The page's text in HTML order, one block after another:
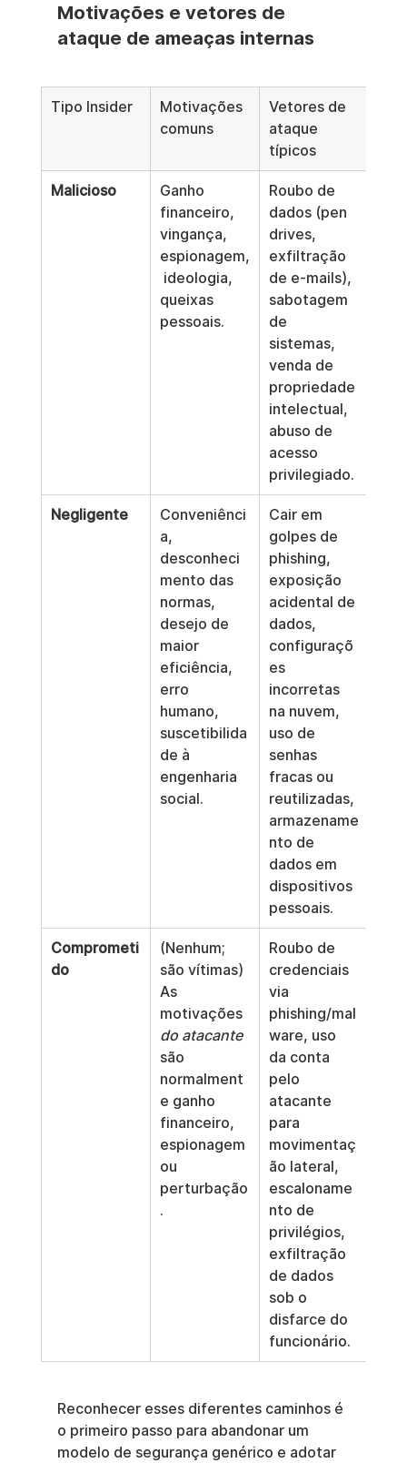
Motivações e vetores de
ataque de ameaças internas
Tipo Insider
Motivações
comuns
Vetores de
ataque
típicos
Malicioso
Ganho
financeiro,
vingança,
espionagem,
ideologia,
queixas
pessoais.
Roubo de
dados (pen
drives,
exfiltração
de e-mails),
sabotagem
de
sistemas,
venda de
propriedade
intelectual,
abuso de
acesso
privilegiado.
Negligente
Conveniênci
a,
desconheci
mento das
normas,
desejo de
maior
eficiência,
erro
humano,
suscetibilida
de à
engenharia
social.
Cair em
golpes de
phishing,
exposição
acidental de
dados,
configuraçõ
es
incorretas
na nuvem,
uso de
senhas
fracas ou
reutilizadas,
armazename
nto de
dados em
dispositivos
pessoais.
Comprometi
do
(Nenhum;
são vítimas)
As
motivações
do atacante
são
normalment
e ganho
financeiro,
espionagem
ou
perturbação
.
Roubo de
credenciais
via
phishing/mal
ware, uso
da conta
pelo
atacante
para
movimentaç
ão lateral,
escaloname
nto de
privilégios,
exfiltração
de dados
sob o
disfarce do
funcionário.
Reconhecer esses diferentes caminhos é
o primeiro passo para abandonar um
modelo de segurança genérico e adotar